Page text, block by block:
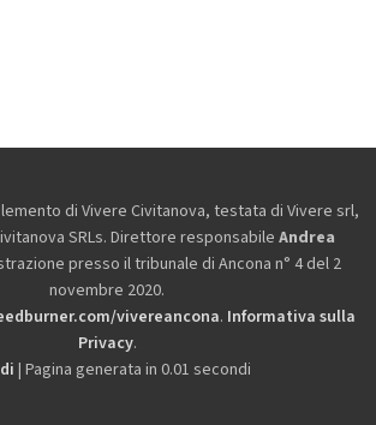
di Vivere Civitanova, testata di Vivere srl,
SRLs. Direttore responsabile Andrea
presso il tribunale di Ancona n° 4 del 2
novembre 2020.
vivereancona. Informativa sulla
Privacy.
| Pagina generata in 0.01 secondi